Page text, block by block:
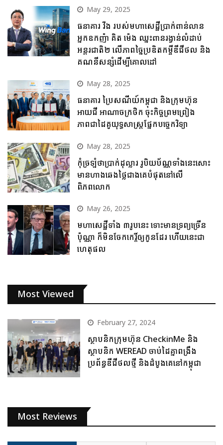
May 29, 2025
ធនាគារ វីង របស់មហាសេដ្ឋីប្រាក់ពាន់លាន
អ្នកឧកញ៉ា គិត ម៉េង ឈ្នះពានរង្វាន់លំដាប់
អន្តរជាតិ២ លើភាពច្នៃប្រឌិតកម្ចីឌីជីថល និង
គណនីសន្សំដើម្បីគោលដៅ
May 28, 2025
ធនាគារ ប្រៃសណីយ៍កម្ពុជា និងក្រុមហ៊ុន
អាយជី អាណាចក្រថិក ចុះកិច្ចព្រមព្រៀង
ភាពជាដៃគូយុទ្ធសាស្ត្រផ្នែកបច្ចេកវិទ្យា
May 28, 2025
កុំច្រឡំថាប្រាក់ដុល្លារ រូបិយប័ណ្ណទាំងនេះសោះ
មានហាងឆេងថ្លៃជាងគេបំផុតនៅលើ
ពិភពលោក
May 26, 2025
មហាសេដ្ឋីទាំង ៣រូបនេះ ទោះមានទ្រព្យច្រើន
ប៉ុណ្ណា ក៏មិនចែកកេរ្តិ៍ឲ្យកូនដែរ ហើយនេះជា
ហេតុផល
Most Viewed
February 27, 2024
ស្ថាបនិកក្រុមហ៊ុន CheckinMe និង
ស្ថាបនិក WEREAD ចាប់ដៃគ្នាពង្រឹង
ប្រព័ន្ធឌីជីថលថ្មី និងដំបូងគេនៅកម្ពុជា
Most Reviews